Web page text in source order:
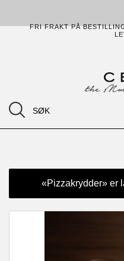
FRI FRAKT PÅ
«Pizzakrydder» er